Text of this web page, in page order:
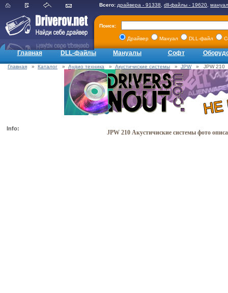
Всего: драйвера - 91338 dll-файлы - 19620
Поиск:
Драйвер Мануал DLL-файл
Главная DLL-файлы Мануалы Софт
Главная » Каталог » Аудио техника » Акустичиские системы » JPW» JPW 210
Info:
JPW 210 Акустичиские системы фото